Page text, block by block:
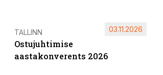
TALLINN
Ostujuhtimise
aastakonverents 2026
03.11.2026